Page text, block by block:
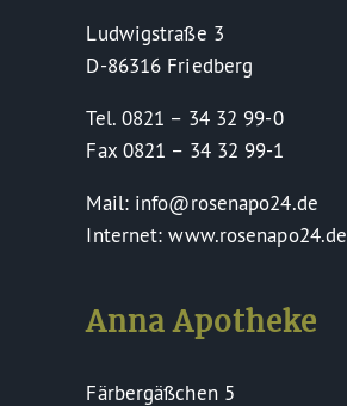
Ludwigstraße 3
D-86316 Friedberg
Tel. 0821 – 34 32 99-0
Fax 0821 – 34 32 99-1
Mail: info@rosenapo24.de
Internet: www.rosenapo24.de
Anna Apotheke
Färbergäßchen 5